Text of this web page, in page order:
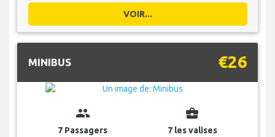
VOIR...
MINIBUS €26
group
7 Passagers
business_center
7 les valises